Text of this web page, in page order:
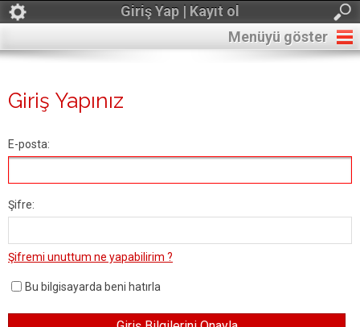
Giriş Yap | Kayıt ol
Menüyü göster
Giriş Yapınız
E-posta:
Şifre:
Şifremi unuttum ne yapabilirim ?
Bu bilgisayarda beni hatırla